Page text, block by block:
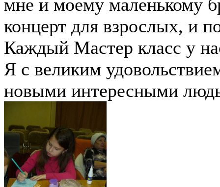
мне и моему маленькому
концерт для взрослых, и
Каждый Мастер класс у
Я с великим
новыми интересными